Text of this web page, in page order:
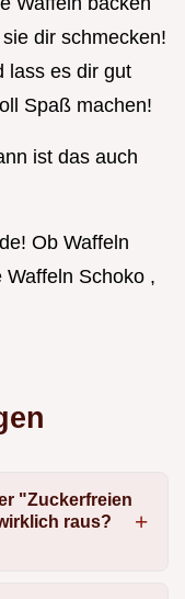
dir schmecken!
lass es dir gut
Spaß machen!
ist das auch
Ob Waffeln
Schoko ,
"Zuckerfreien
raus?